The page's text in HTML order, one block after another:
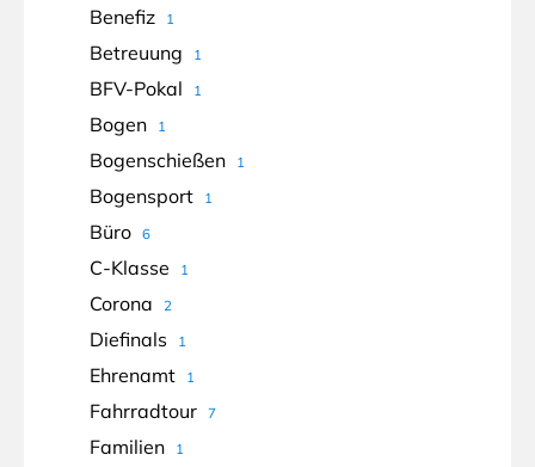
Benefiz 1
Betreuung 1
BFV-Pokal 1
Bogen 1
Bogenschießen 1
Bogensport 1
Büro 6
C-Klasse 1
Corona 2
Diefinals 1
Ehrenamt 1
Fahrradtour 7
Familien 1